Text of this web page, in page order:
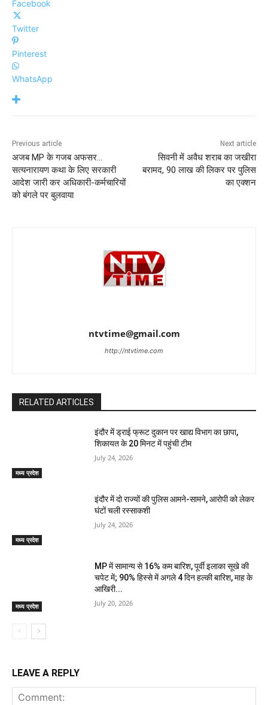
Facebook
Twitter
Pinterest
WhatsApp
Previous article
अजब MP के गजब अफसर…
सत्यनारायण कथा के लिए सरकारी
आदेश जारी कर अधिकारी-कर्मचारियों
को बंगले पर बुलवाया
Next article
सिवनी में अवैध शराब का जखीरा
बरामद, 90 लाख की लिकर पर पुलिस
का एक्शन
ntvtime@gmail.com
http://ntvtime.com
RELATED ARTICLES
मध्य प्रदेश
इंदौर में ड्राई फ्रूट दुकान पर खाद्य विभाग का छापा,
शिकायत के 20 मिनट में पहुंची टीम
July 24, 2026
मध्य प्रदेश
इंदौर में दो राज्यों की पुलिस आमने-सामने, आरोपी को लेकर
घंटों चली रस्साकशी
July 24, 2026
मध्य प्रदेश
MP में सामान्य से 16% कम बारिश, पूर्वी इलाका सूखे की
चपेट में; 90% हिस्से में अगले 4 दिन हल्की बारिश, माह के
आखिरी...
July 20, 2026
LEAVE A REPLY